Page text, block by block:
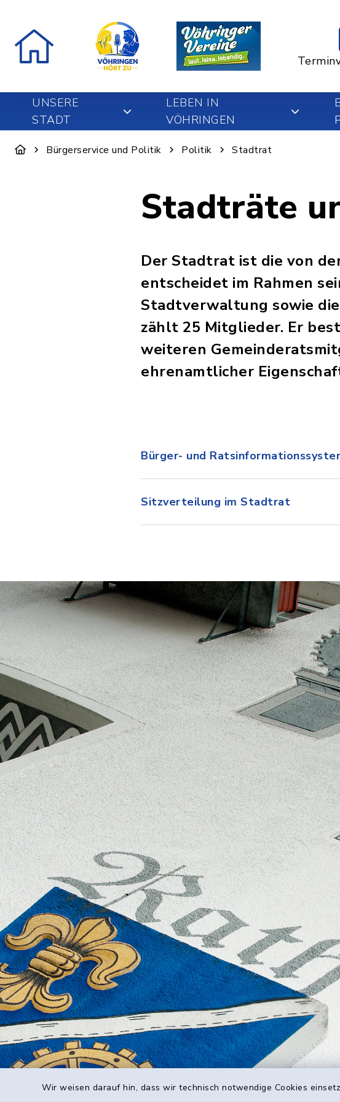
Wir weisen darauf hin, dass wir technisch notwendige Cookies
UNSERE
STADT
LEBEN IN
VÖHRINGEN
Bürgerservice und Politik Politik Stadtrat
Stadträte
Der Stadtrat ist die von
entscheidet im Rahmen
Stadtverwaltung sowie
zählt 25 Mitglieder. Er
weiteren
ehrenamtlicher
Bürger- und
Sitzverteilung im Stadtrat